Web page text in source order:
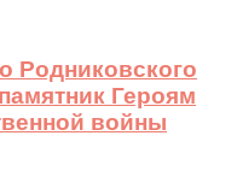
Родниковского
Героям
войны